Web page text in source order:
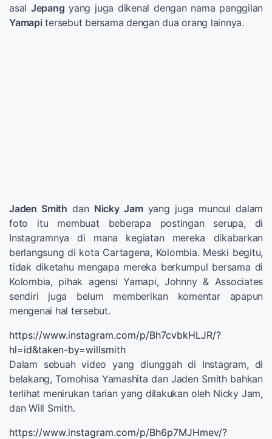
asal Jepang yang juga dikenal dengan nama panggilan
Yamapi tersebut bersama dengan dua orang lainnya.
Jaden Smith dan Nicky Jamyang juga muncul dalam
foto itu membuat beberapa postingan serupa, di
Instagramnya di mana kegiatan mereka dikabarkan
berlangsung di kota Cartagena, Kolombia. Meski begitu,
tidak diketahu mengapa mereka berkumpul bersama di
Kolombia, pihak agensi Yamapi, Johnny & Associates
sendiri juga belum memberikan komentar apapun
mengenai hal tersebut.
https://www.instagram.com/p/Bh7cvbkHLJR/?
hl=id&taken-by=willsmith
Dalam sebuah video yang diunggah di Instagram, di
belakang, Tomohisa Yamashita dan Jaden Smith bahkan
terlihat menirukan tarian yang dilakukan oleh Nicky Jam,
dan Will Smith.
https://www.instagram.com/p/Bh6p7MJHmev/?